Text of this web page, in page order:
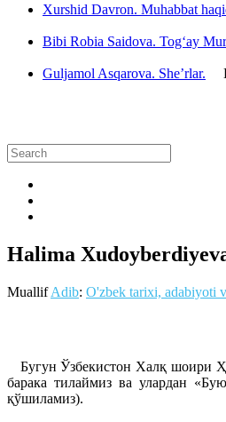
Xurshid Davron. Muhabbat
Bibi Robia Saidova. Tog‘ay
Guljamol Asqarova. She’rlar.
Halima
MuallifAdib: O'zbek tarixi, adabiyoti
Бугун Ўзбекистон Халқ шоири
барака тилаймиз ва улардан
қўшиламиз).